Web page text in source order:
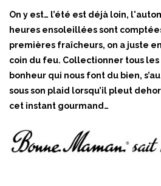
On y est… l’été est déjà loin,
heures ensoleillées sont
premières fraîcheurs, on a juste
coin du feu. Collectionner tous
bonheur qui nous font du bien,
sous son plaid lorsqu’il pleut
cet instant gourmand…